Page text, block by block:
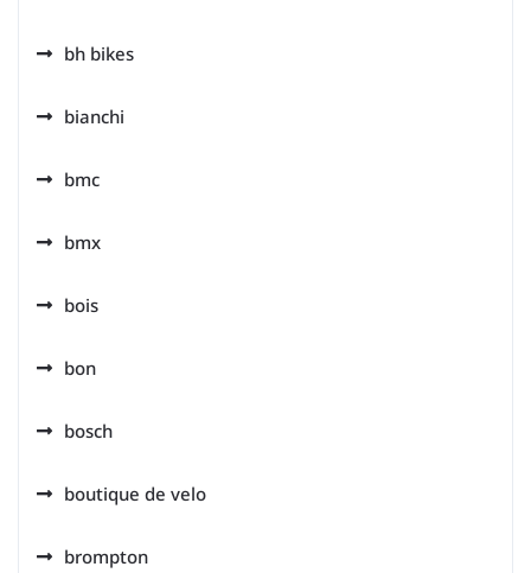
bh bikes
bianchi
bmc
bmx
bois
bon
bosch
boutique de velo
brompton